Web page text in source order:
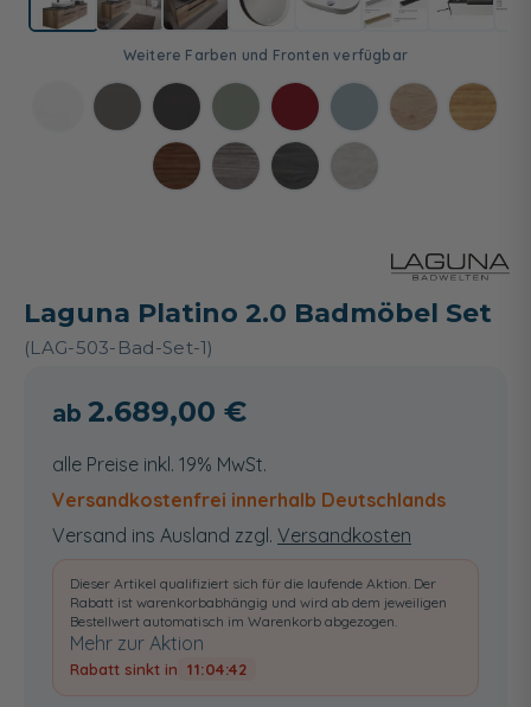
Laguna Platino 2.0 Badmöbel Set
(LAG-503-Bad-Set-1)
2.689,00 €
alle Preise inkl. 19% MwSt.
Versandkostenfrei innerhalb Deutschlands
Versand ins Ausland zzgl. Versandkosten
Dieser Artikel qualifiziert sich für die laufende Aktion. Der
Rabatt ist warenkorbabhängig und wird ab dem jeweiligen
Bestellwert automatisch im Warenkorb abgezogen.
Mehr zur Aktion
Rabatt sinkt in 11:04:41